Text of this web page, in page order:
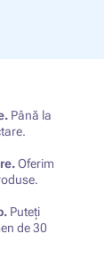
Până la
Oferim
Puteți
de 30